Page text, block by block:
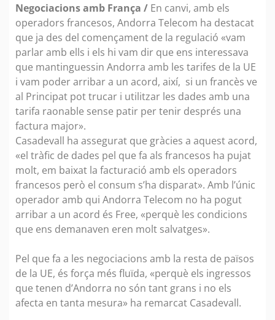
Negociacions amb França / En canvi, amb els
operadors francesos, Andorra Telecom ha destacat
que ja des del començament de la regulació «vam
parlar amb ells i els hi vam dir que ens interessava
que mantinguessin Andorra amb les tarifes de la UE
i vam poder arribar a un acord, així, si un francès ve
al Principat pot trucar i utilitzar les dades amb una
tarifa raonable sense patir per tenir després una
factura major».
Casadevall ha assegurat que gràcies a aquest acord,
«el tràfic de dades pel que fa als francesos ha pujat
molt, em baixat la facturació amb els operadors
francesos però el consum s’ha disparat». Amb l’únic
operador amb qui Andorra Telecom no ha pogut
arribar a un acord és Free, «perquè les condicions
que ens demanaven eren molt salvatges».
Pel que fa a les negociacions amb la resta de països
de la UE, és força més fluïda, «perquè els ingressos
que tenen d’Andorra no són tant grans i no els
afecta en tanta mesura» ha remarcat Casadevall.